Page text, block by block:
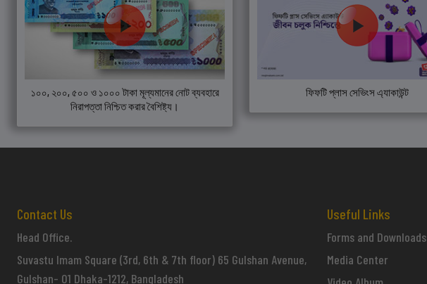
১০০, ২০০, ৫০০ ও ১০০০ টাকা মূল্যমানের নোট ব্যবহারে
নিরাপত্তা নিশ্চিত করার বৈশিষ্ট্য।
ফিফটি প্লাস সেভিংস এ্যাকাউন্ট
Contact Us
Head Office.
Suvastu Imam Square (3rd, 6th & 7th floor) 65 Gulshan Avenue,
Gulshan- 01 Dhaka-1212, Bangladesh
Useful Links
Forms and Downloads
Media Center